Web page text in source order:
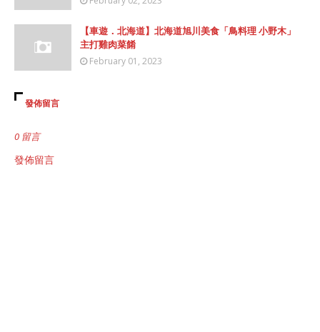
【車遊．北海道】北海道旭川美食「鳥料理 小野木」
主打雞肉菜餚
February 01, 2023
發佈留言
0 留言
發佈留言